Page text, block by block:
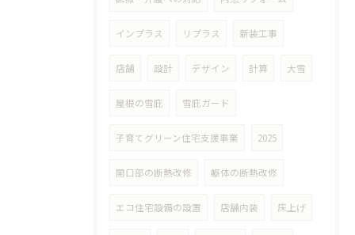
インプラス リプラス 新装工事
店舗 設計 デザイン 計算 大雪
屋根の雪庇 雪庇ガード
子育てグリーン住宅支援事業 2025
開口部の断熱改修 躯体の断熱改修
エコ住宅設備の設置 店舗内装 床上げ